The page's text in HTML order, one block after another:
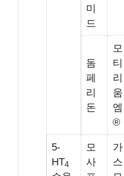
미
드
돔
페
리
돈
모
티
리
움
엠
®
5-
HT4
모
사
가
스